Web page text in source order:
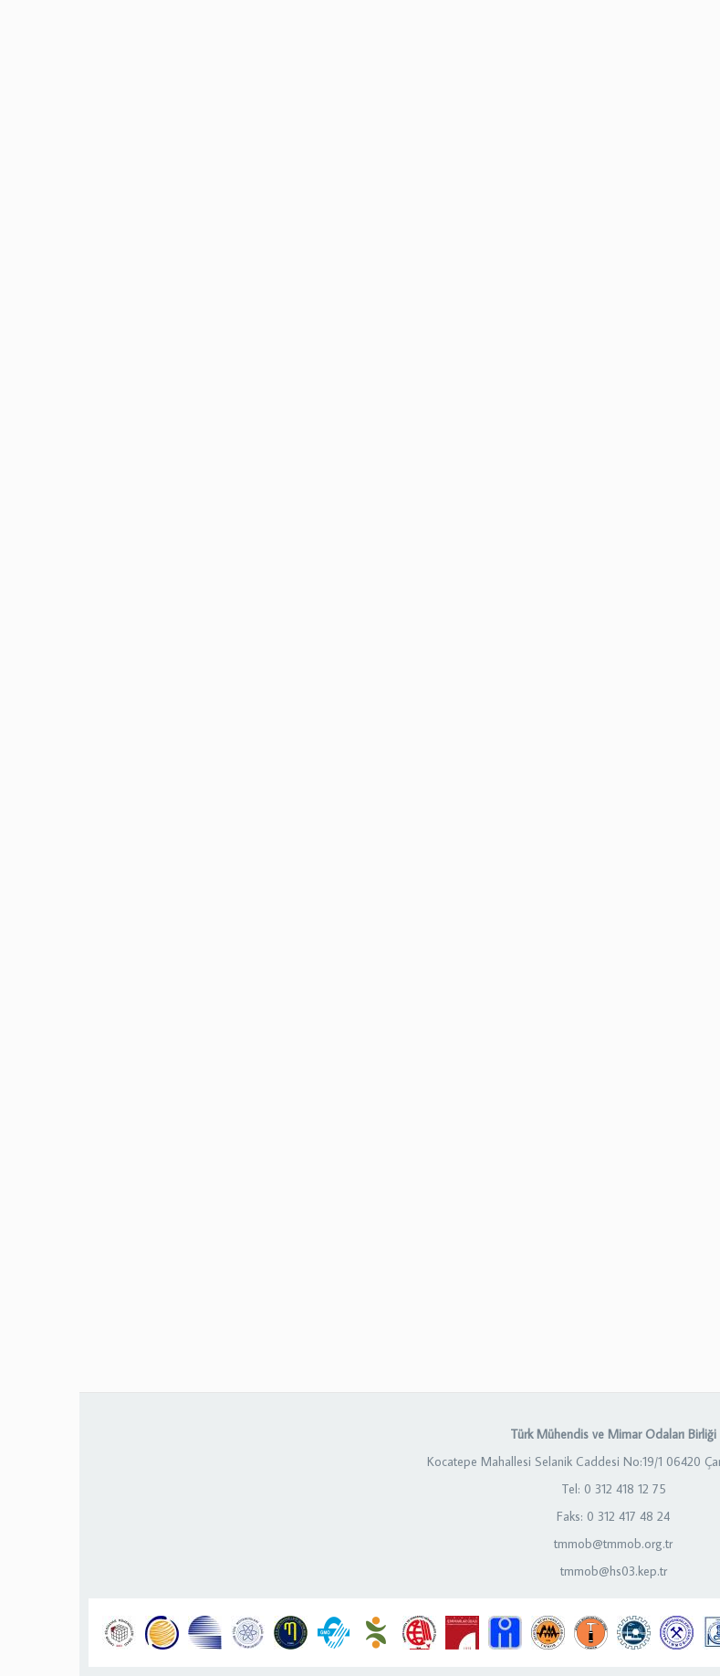
Türk Mühendis ve Mimar Odaları Birliği
Kocatepe Mahallesi Selanik Caddesi No:19/1 06420
Tel: 0 312 418 12 75
Faks: 0 312 417 48 24
tmmob@tmmob.org.tr
tmmob@hs03.kep.tr